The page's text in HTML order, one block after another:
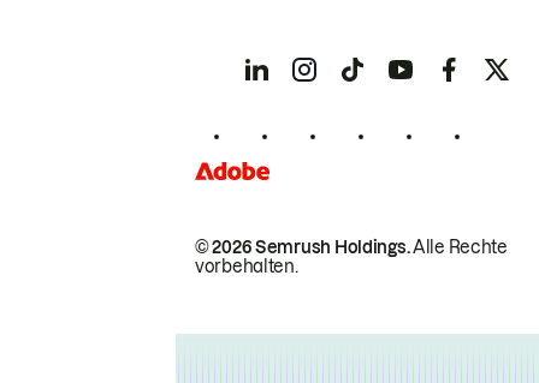
© 2026 Semrush Holdings.Alle Rechte
vorbehalten.